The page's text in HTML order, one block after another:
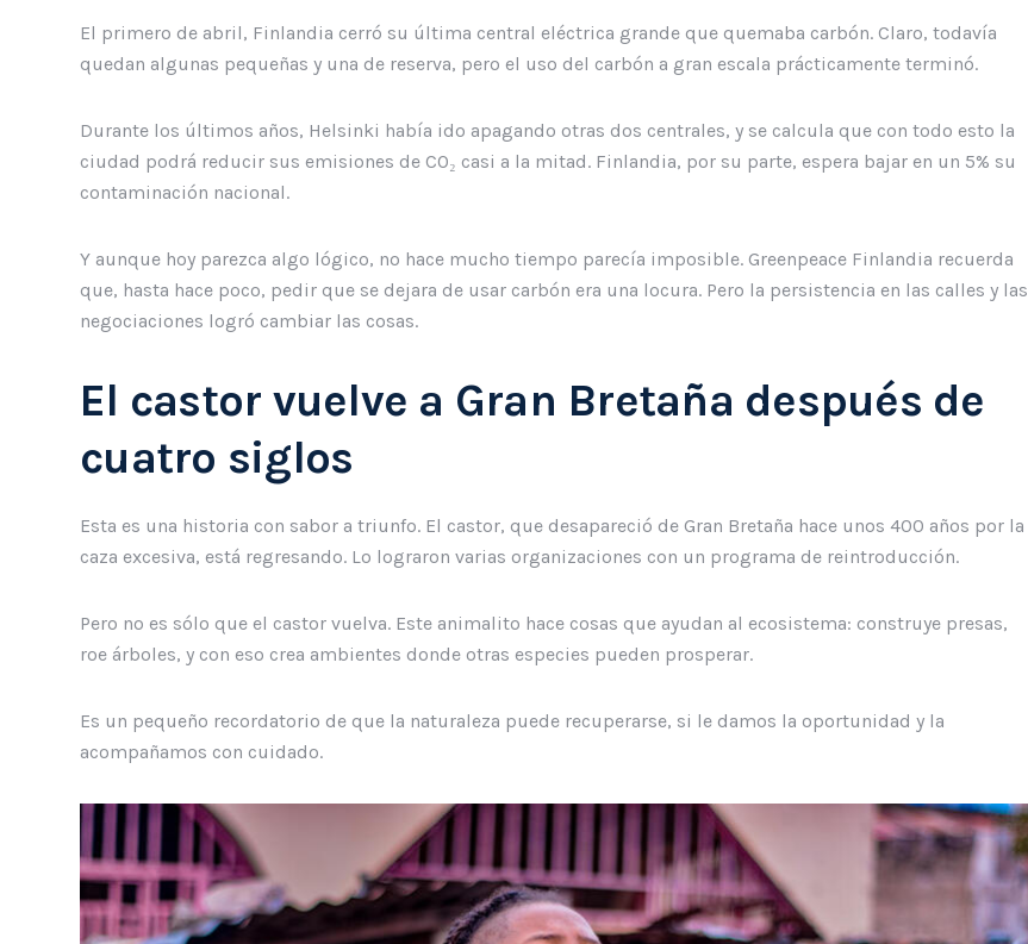
El primero de abril, Finlandia cerró su última central eléctrica grande que quemaba carbón. Claro, todavía
quedan algunas pequeñas y una de reserva, pero el uso del carbón a gran escala prácticamente terminó.
Durante los últimos años, Helsinki había ido apagando otras dos centrales, y se calcula que con todo esto la
ciudad podrá reducir sus emisiones de CO₂ casi a la mitad. Finlandia, por su parte, espera bajar en un 5% su
contaminación nacional.
Y aunque hoy parezca algo lógico, no hace mucho tiempo parecía imposible. Greenpeace Finlandia recuerda
que, hasta hace poco, pedir que se dejara de usar carbón era una locura. Pero la persistencia en las calles y las
negociaciones logró cambiar las cosas.
El castor vuelve a Gran Bretaña después de
cuatro siglos
Esta es una historia con sabor a triunfo. El castor, que desapareció de Gran Bretaña hace unos 400 años por la
caza excesiva, está regresando. Lo lograron varias organizaciones con un programa de reintroducción.
Pero no es sólo que el castor vuelva. Este animalito hace cosas que ayudan al ecosistema: construye presas,
roe árboles, y con eso crea ambientes donde otras especies pueden prosperar.
Es un pequeño recordatorio de que la naturaleza puede recuperarse, si le damos la oportunidad y la
acompañamos con cuidado.